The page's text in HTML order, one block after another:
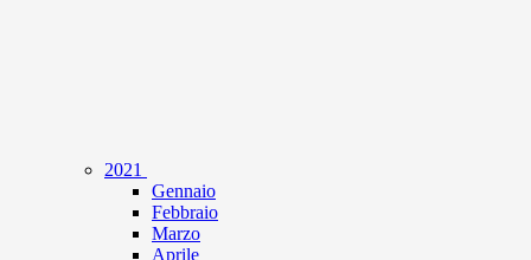
2021
Gennaio
Febbraio
Marzo
Aprile